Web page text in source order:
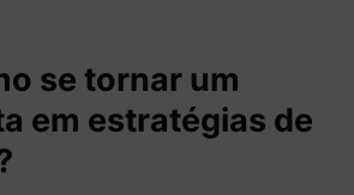
se tornar um
em estratégias de